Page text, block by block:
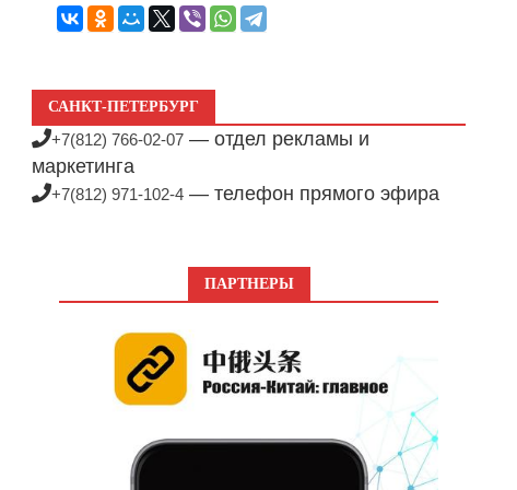
САНКТ-ПЕТЕРБУРГ
+7(812) 766-02-07 — отдел рекламы и
маркетинга
+7(812) 971-102-4 — телефон прямого эфира
ПАРТНЕРЫ